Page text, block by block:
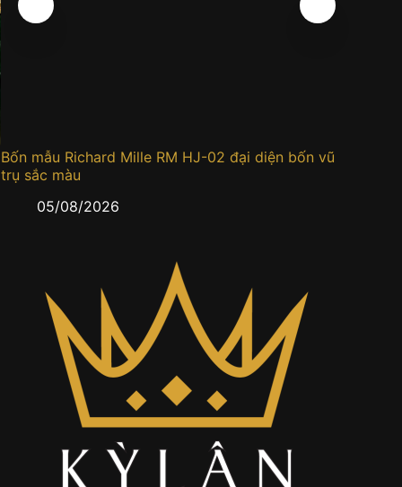
Bốn mẫu Richard Mille RM HJ-02 đại diện bốn vũ
trụ sắc màu
05/08/2026